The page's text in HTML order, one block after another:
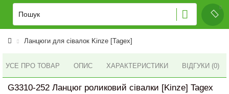
Ланцюги для сівалок Kinze [Tagex]
УСЕ ПРО ТОВАР ОПИС ХАРАКТЕРИСТИКИ ВІДГУКИ (0)
G3310-252 Ланцюг роликовий сівалки [Kinze] Tagex